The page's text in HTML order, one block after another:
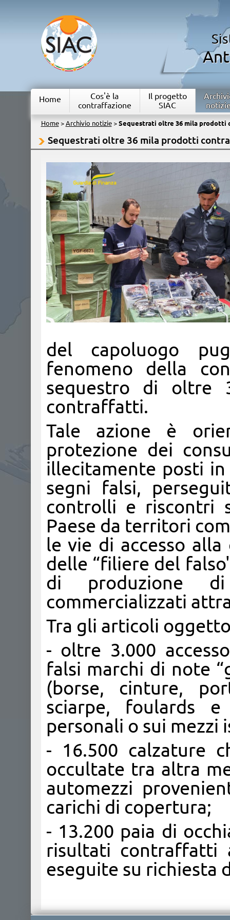
Home
Cos'è la
contraffazione
Il progetto
SIAC
Home> Archivio notizie> Sequestrati oltre 36 mila prodotti
Sequestrati oltre 36 mila prodotti
del capoluogo
fenomeno della
sequestro di oltre
contraffatti.
Tale azione è
protezione dei
illecitamente posti
segni falsi,
controlli e riscontri
Paese da territori
le vie di accesso
delle “filiere del
di produzione di
commercializzati
Tra gli articoli
- oltre 3.000
falsi marchi di note
(borse, cinture,
sciarpe, foulards
personali o sui mezzi
- 16.500 calzature
occultate tra altra
automezzi
carichi di copertura;
- 13.200 paia di
risultati contraffatti
eseguite su richiesta